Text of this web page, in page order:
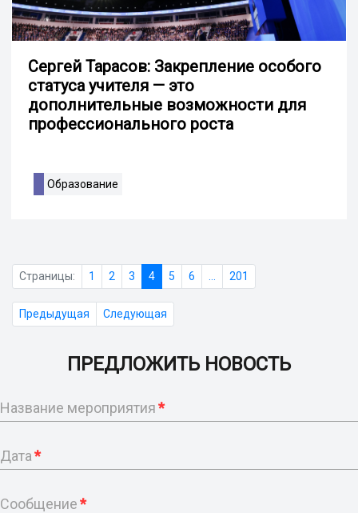
Сергей Тарасов: Закрепление особого
статуса учителя — это
дополнительные возможности для
профессионального роста
Образование
Страницы: 1 2 3 4 5 6 201
Предыдущая Следующая
ПРЕДЛОЖИТЬ НОВОСТЬ
Название мероприятия*
Дата*
Сообщение*